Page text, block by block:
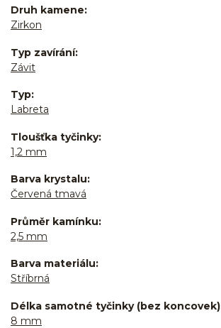
Druh kamene
Zirkon
Typ zavírání
Závit
Typ
Labreta
Tloušťka tyčinky
1,2 mm
Barva krystalu
Červená tmavá
Průměr kamínku
2,5 mm
Barva materiálu
Stříbrná
Délka samotné tyčinky (bez koncovek)
8 mm